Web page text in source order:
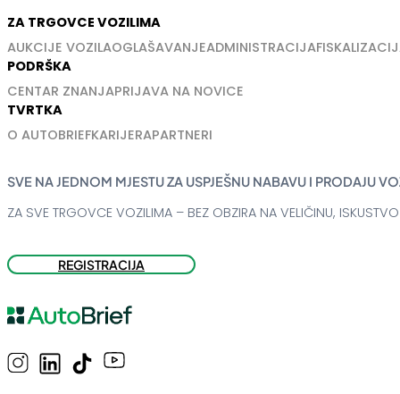
ZA TRGOVCE VOZILIMA
AUKCIJE VOZILAOGLAŠAVANJEADMINISTRACIJA
PODRŠKA
CENTAR ZNANJAPRIJAVA NA NOVICE
TVRTKA
O AUTOBRIEFKARIJERAPARTNERI
SVE NA JEDNOM MJESTU ZA USPJEŠNU NABAVU I PRODAJU
ZA SVE TRGOVCE VOZILIMA – BEZ OBZIRA NA VELIČINU,
REGISTRACIJA